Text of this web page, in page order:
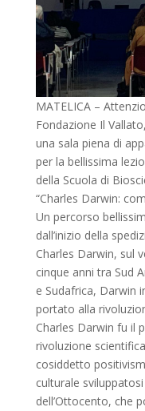
MATELICA –
Fondazione Il
una sala piena di
per la bellissima
della Scuola di
“Charles Darwin:
Un percorso
dall’inizio della
Charles Darwin, sul
cinque anni tra Sud
e Sudafrica, Darwin
portato alla
Charles Darwin fu il
rivoluzione
cosiddetto
culturale
dell’Ottocento, che